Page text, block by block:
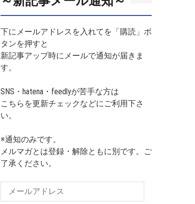
下にメールアドレスを入れてを「購読」ボ
タンを押すと
新記事アップ時にメールで通知が届きま
す。
SNS・hatena・feedlyが苦手な方は
こちらを更新チェックなどにご利用下さ
い。
※通知のみです。
メルマガとは登録・解除ともに別です。ご
了承ください。